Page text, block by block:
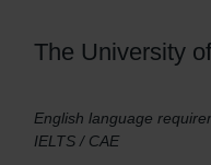
The University
English language
IELTS / CAE